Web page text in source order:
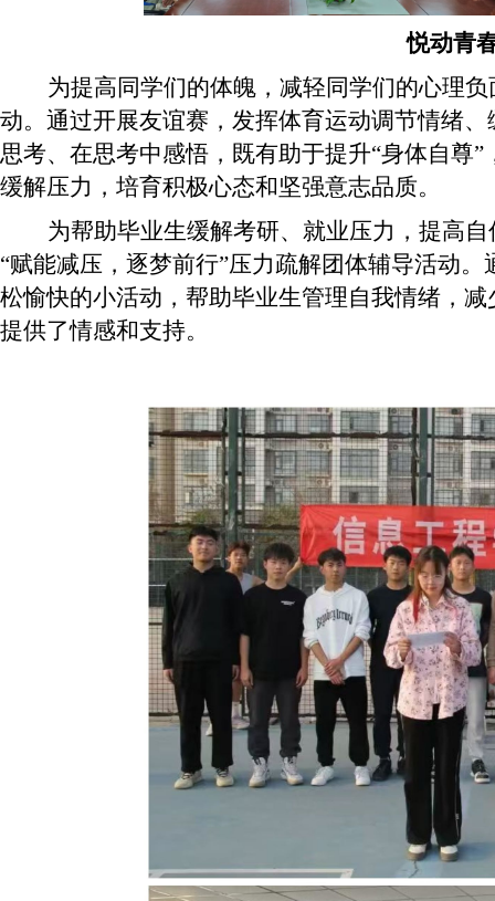
悦动青
为提高同学们的体魄，减轻同学们的心理
动。通过开展友谊赛，发挥体育运动调节情绪
思考、在思考中感悟，既有助于提升“身体自尊
缓解压力，培育积极心态和坚强意志品质。
为帮助毕业生缓解考研、就业压力，提高
“赋能减压，逐梦前行”压力疏解团体辅导活动
松愉快的小活动，帮助毕业生管理自我情绪，
提供了情感和支持。